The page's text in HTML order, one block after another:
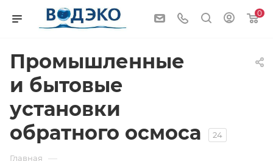
0
Промышленные
и бытовые
установки
обратного осмоса
24
Главная —